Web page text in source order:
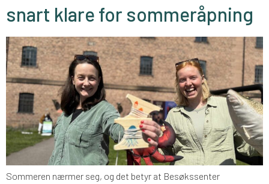
snart klare for sommeråpning
Sommeren nærmer seg, og det betyr at Besøkssenter